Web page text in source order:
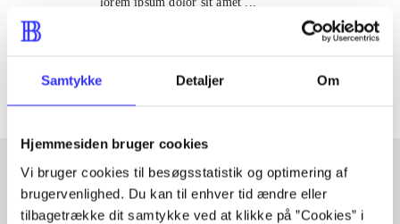
Samtykke Detaljer Om
Hjemmesiden bruger cookies
Vi bruger cookies til besøgsstatistik og optimering af
brugervenlighed. Du kan til enhver tid ændre eller
tilbagetrække dit samtykke ved at klikke på ”Cookies” i
Artikler med samme emner